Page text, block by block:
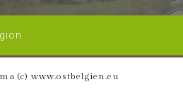
(c) www.ostbelgien.eu